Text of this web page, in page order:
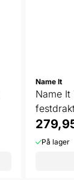
Name It
Name It
På lager